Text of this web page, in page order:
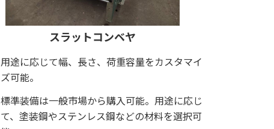
スラットコンベヤ
用途に応じて幅、長さ、荷重容量をカスタマイ
ズ可能。
標準装備は一般市場から購入可能。用途に応じ
て、塗装鋼やステンレス鋼などの材料を選択可